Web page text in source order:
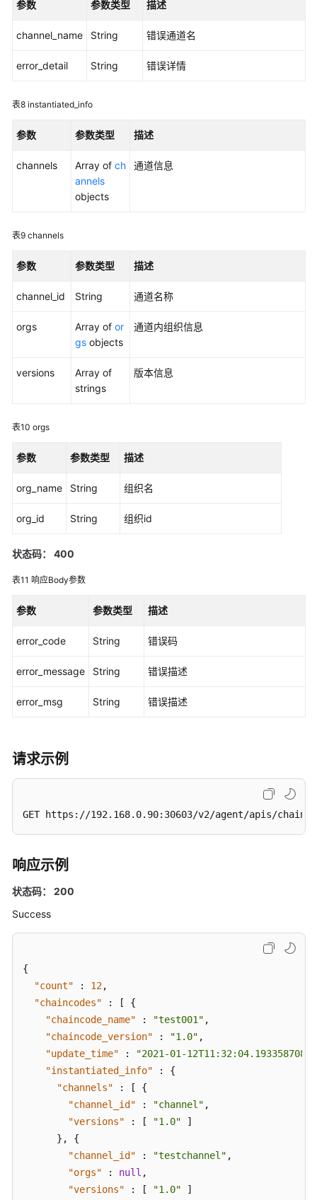
代
管
获
取
装
代
实
化
链
获
安
的
表
链
链
代
代
码
实
例
化
信
息
用
链
信
参数 参数类型 描述
channel_name String 错误通道名
error_detail String 错误详情
表8 instantiated_info
参数 参数类型 描述
channels Array of ch
annels
objects
通道信息
表9 channels
参数 参数类型 描述
channel_id String 通道名称
orgs Array of or
gs objects
通道内组织信息
versions
Array of
strings
版本信息
表10 orgs
参数 参数类型 描述
org_name String 组织名
org_id String 组织id
状态码： 400
表11 响应Body参数
参数 参数类型 描述
error_code String 错误码
error_message String 错误描述
error_msg String 错误描述
请求示例
GET https://192.168.0.90:30603/v2/agent/apis/
响应示例
状态码： 200
Success
{
"count"
: 12,
"chaincodes"
: [
{
"chaincode_name"
: "test001" ,
"chaincode_version"
: "1.0" ,
"update_time"
:
"2021-01-
"instantiated_info"
:
{
"channels"
: [
{
"channel_id"
: "channel" ,
"versions"
: [ "1.0"
]
} ,
{
"channel_id"
: "testchannel" ,
"orgs"
: null ,
"versions"
: [ "1.0"
]